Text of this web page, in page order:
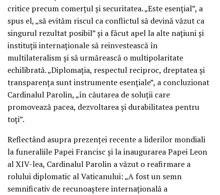
critice precum comerțul și securitatea. „Este esențial”, a
spus el, „să evităm riscul ca conflictul să devină văzut ca
singurul rezultat posibil” și a făcut apel la alte națiuni și
instituții internaționale să reinvestească în
multilateralism și să urmărească o multipolaritate
echilibrată. „Diplomația, respectul reciproc, dreptatea și
transparența sunt instrumente esențiale”, a concluzionat
Cardinalul Parolin, „în căutarea de soluții care
promovează pacea, dezvoltarea și durabilitatea pentru
toți”.
Reflectând asupra prezenței recente a liderilor mondiali
la funeraliile Papei Francisc și la inaugurarea Papei Leon
al XIV-lea, Cardinalul Parolin a văzut o reafirmare a
rolului diplomatic al Vaticanului: „A fost un semn
semnificativ de recunoaștere internațională a